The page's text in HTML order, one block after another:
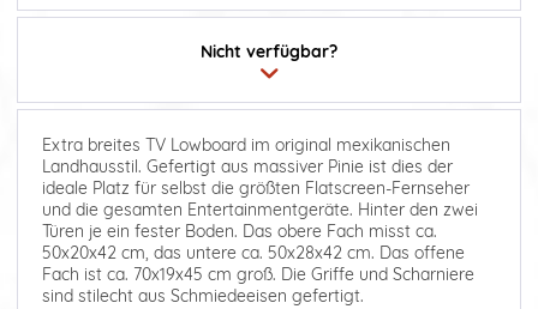
Nicht verfügbar?
Extra breites TV Lowboard im original mexikanischen
Landhausstil. Gefertigt aus massiver Pinie ist dies der
ideale Platz für selbst die größten Flatscreen-Fernseher
und die gesamten Entertainmentgeräte. Hinter den zwei
Türen je ein fester Boden. Das obere Fach misst ca.
50x20x42 cm, das untere ca. 50x28x42 cm. Das offene
Fach ist ca. 70x19x45 cm groß. Die Griffe und Scharniere
sind stilecht aus Schmiedeeisen gefertigt.